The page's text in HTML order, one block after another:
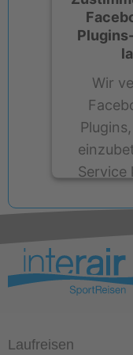
Wir
Service
Sie die
und
Nutzung
Laufreisen